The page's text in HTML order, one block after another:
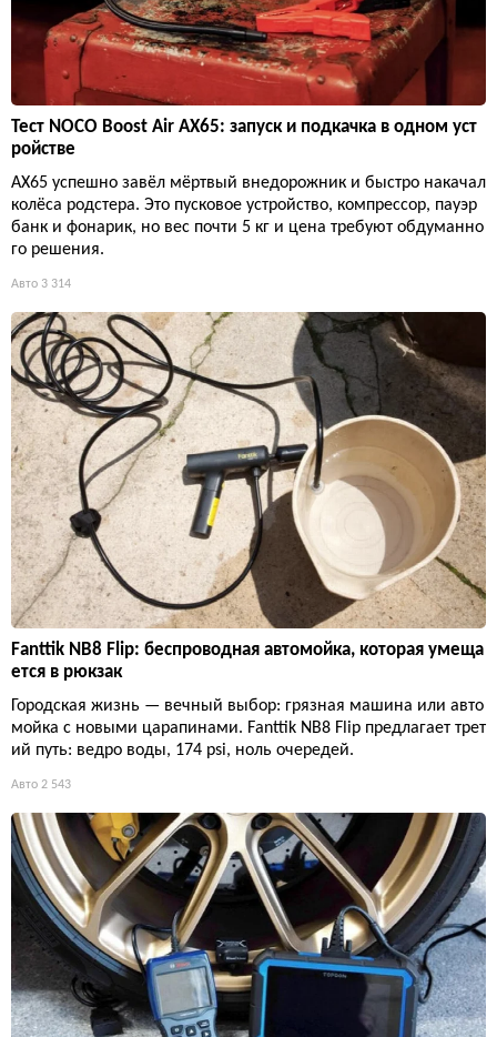
Тест NOCO Boost Air AX65: запуск и подкачка в одном уст
ройстве
AX65 успешно завёл мёртвый внедорожник и быстро накачал
колёса родстера. Это пусковое устройство, компрессор, пауэр
банк и фонарик, но вес почти 5 кг и цена требуют обдуманно
го решения.
Авто 3 314
Fanttik NB8 Flip: беспроводная автомойка, которая умеща
ется в рюкзак
Городская жизнь — вечный выбор: грязная машина или авто
мойка с новыми царапинами. Fanttik NB8 Flip предлагает трет
ий путь: ведро воды, 174 psi, ноль очередей.
Авто 2 543